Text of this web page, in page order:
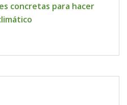
concretas para hacer